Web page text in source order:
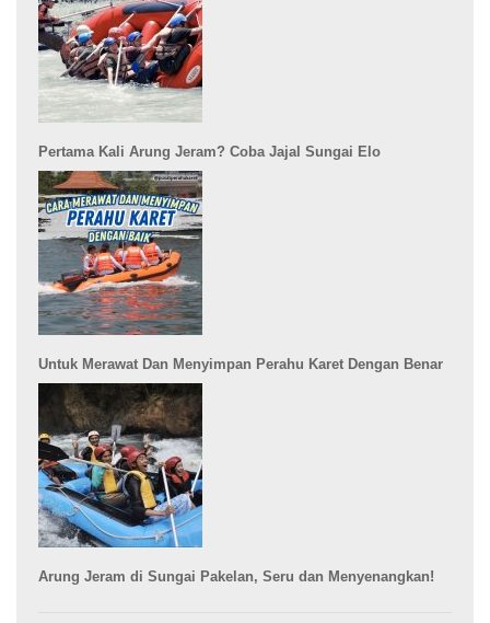
Pertama Kali Arung Jeram? Coba Jajal Sungai Elo
Untuk Merawat Dan Menyimpan Perahu Karet Dengan Benar
Arung Jeram di Sungai Pakelan, Seru dan Menyenangkan!